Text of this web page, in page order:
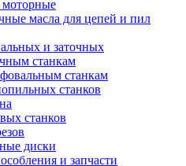
масла для цепей и пил
и заточных
станкам
станкам
станков
станков
диски
и запчасти